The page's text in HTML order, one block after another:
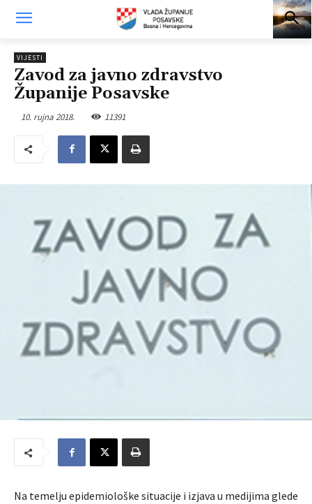
VIJESTI
Zavod za javno zdravstvo
Županije Posavske
10. rujna 2018. 11391
Na temelju epidemiološke situacije i izjava u medijima glede